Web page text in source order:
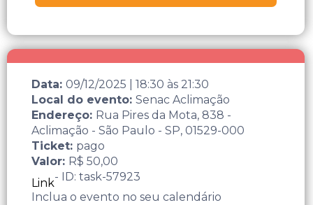
Data: 09/12/2025 18:30 às 21:30
Local do evento: Senac Aclimação
Endereço: Rua Pires da Mota, 838 -
Aclimação - São Paulo - SP, 01529-000
Ticket: pago
Valor: R$ 50,00
Link- ID: task-57923
Inclua o evento no seu calendário